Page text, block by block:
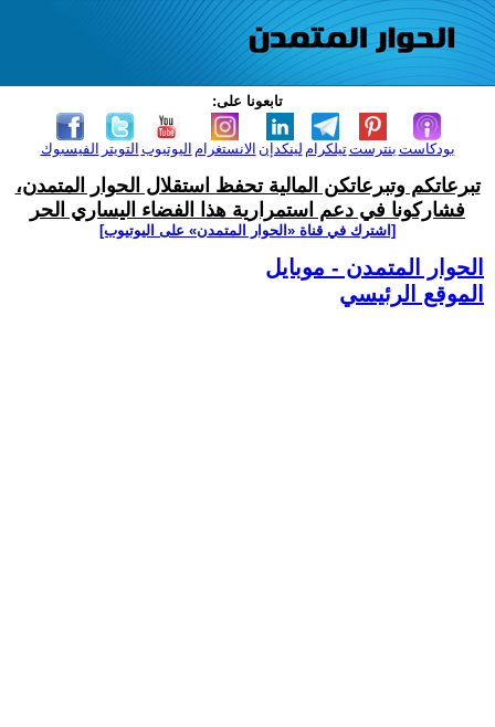
تابعونا على:
الفيسبوك التويتر اليوتيوب الانستغرام لينكدإن تيلكرامبنترست بودكاست
تبرعاتكم وتبرعاتكن المالية تحفظ استقلال الحوار المتمدن،
فشاركونا في دعم استمرارية هذا الفضاء اليساري الحر
[اشترك في قناة ‫«الحوار المتمدن» على اليوتيوب]
الحوار المتمدن - موبايل
الموقع الرئيسي